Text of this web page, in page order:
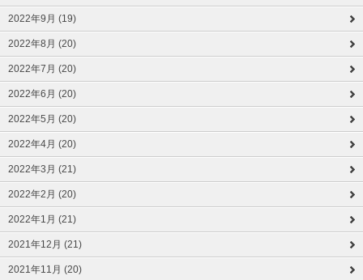
2022年9月 (19)
2022年8月 (20)
2022年7月 (20)
2022年6月 (20)
2022年5月 (20)
2022年4月 (20)
2022年3月 (21)
2022年2月 (20)
2022年1月 (21)
2021年12月 (21)
2021年11月 (20)